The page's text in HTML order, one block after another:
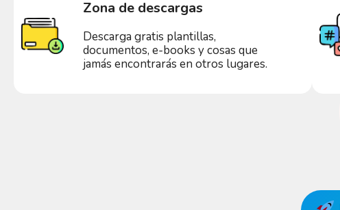
Zona de descargas
Descarga gratis plantillas,
documentos, e-books y cosas que
jamás encontrarás en otros lugares.